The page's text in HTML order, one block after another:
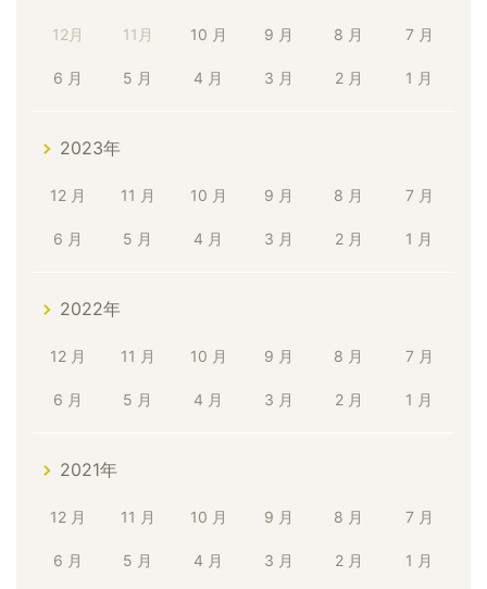
12月 11月 10 月 9 月 8 月 7 月
6 月 5 月 4 月 3 月 2 月 1 月
2023年
12 月 11 月 10 月 9 月 8 月 7 月
6 月 5 月 4 月 3 月 2 月 1 月
2022年
12 月 11 月 10 月 9 月 8 月 7 月
6 月 5 月 4 月 3 月 2 月 1 月
2021年
12 月 11 月 10 月 9 月 8 月 7 月
6 月 5 月 4 月 3 月 2 月 1 月